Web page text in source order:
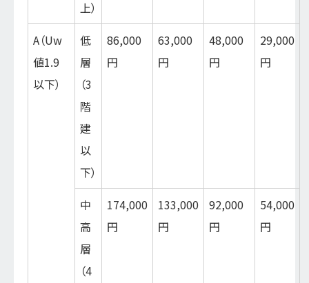
上）
A（Uw
値1.9
以下）
低
層
（3
階
建
以
下）
86,000
円
63,000
円
48,000
円
29,000
円
中
高
層
（4
174,000
円
133,000
円
92,000
円
54,000
円